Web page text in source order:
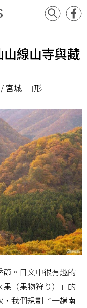
線山寺與藏
宮城 山形
。日文中很有趣的
（果物狩り）」的
我們規劃了一趟南